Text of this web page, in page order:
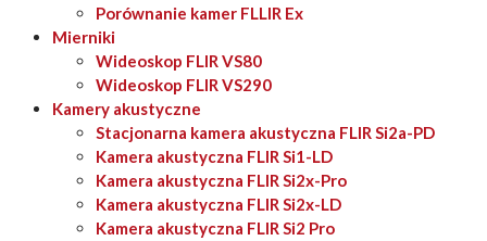
Porównanie kamer FLLIR Ex
Mierniki
Wideoskop FLIR VS80
Wideoskop FLIR VS290
Kamery akustyczne
Stacjonarna kamera akustyczna FLIR Si2a-PD
Kamera akustyczna FLIR Si1-LD
Kamera akustyczna FLIR Si2x-Pro
Kamera akustyczna FLIR Si2x-LD
Kamera akustyczna FLIR Si2 Pro